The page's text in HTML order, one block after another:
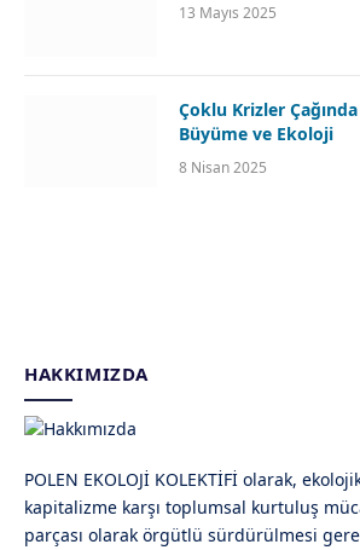
13 Mayıs 2025
Çoklu Krizler
Büyüme ve Ekoloji
8 Nisan 2025
HAKKIMIZDA
POLEN EKOLOJİ KOLEKTİFİ olarak,
kapitalizme karşı toplumsal kurtuluş
parçası olarak örgütlü sürdürülmesi